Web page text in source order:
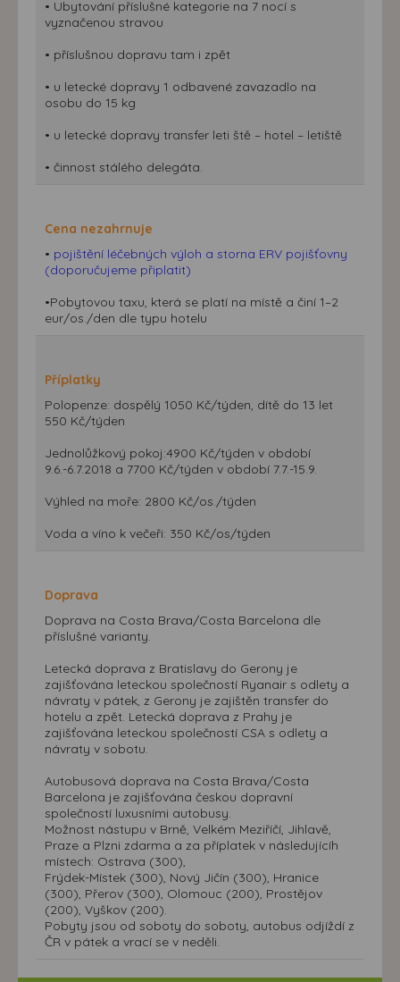
• Ubytování příslušné kategorie na 7 nocí s
vyznačenou stravou
• příslušnou dopravu tam i zpět
• u letecké dopravy 1 odbavené zavazadlo na
osobu do 15 kg
• u letecké dopravy transfer leti ště – hotel – letiště
• činnost stálého delegáta.
Cena nezahrnuje
• pojištění léčebných výloh a storna ERV pojišťovny
(doporučujeme připlatit)
•Pobytovou taxu, která se platí na místě a činí 1–2
eur/os./den dle typu hotelu
Příplatky
Polopenze: dospělý 1050 Kč/týden, dítě do 13 let
550 Kč/týden
Jednolůžkový pokoj:4900 Kč/týden v období
9.6.-6.7.2018 a 7700 Kč/týden v období 7.7.-15.9.
Výhled na moře: 2800 Kč/os./týden
Voda a víno k večeři: 350 Kč/os/týden
Doprava
Doprava na Costa Brava/Costa Barcelona dle
příslušné varianty.
Letecká doprava z Bratislavy do Gerony je
zajišťována leteckou společností Ryanair s odlety a
návraty v pátek, z Gerony je zajištěn transfer do
hotelu a zpět. Letecká doprava z Prahy je
zajišťována leteckou společností CSA s odlety a
návraty v sobotu.
Autobusová doprava na Costa Brava/Costa
Barcelona je zajišťována českou dopravní
společností luxusními autobusy.
Možnost nástupu v Brně, Velkém Meziříčí, Jihlavě,
Praze a Plzni zdarma a za příplatek v následujícíh
místech: Ostrava (300),
Frýdek-Místek (300), Nový Jičín (300), Hranice
(300), Přerov (300), Olomouc (200), Prostějov
(200), Vyškov (200).
Pobyty jsou od soboty do soboty, autobus odjíždí z
ČR v pátek a vrací se v neděli.